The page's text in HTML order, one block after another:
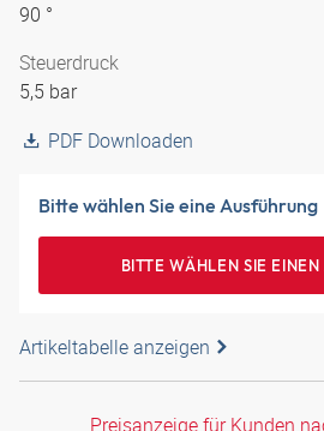
90 °
Steuerdruck
5,5 bar
PDF Downloaden
Bitte wählen Sie eine Ausführung
BITTE WÄHLEN SIE
Artikeltabelle anzeigen
Preisanzeige für Kunden